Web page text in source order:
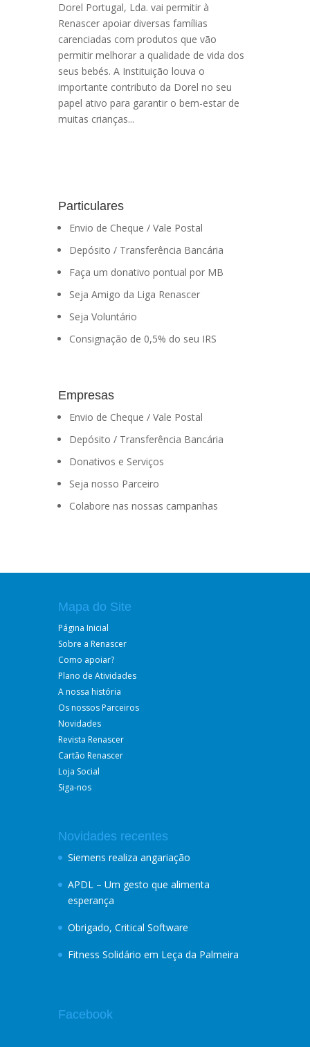
Dorel Portugal, Lda. vai permitir à
Renascer apoiar diversas famílias
carenciadas com produtos que vão
permitir melhorar a qualidade de vida dos
seus bebés. A Instituição louva o
importante contributo da Dorel no seu
papel ativo para garantir o bem-estar de
muitas crianças...
Particulares
Envio de Cheque / Vale Postal
Depósito / Transferência Bancária
Faça um donativo pontual por MB
Seja Amigo da Liga Renascer
Seja Voluntário
Consignação de 0,5% do seu IRS
Empresas
Envio de Cheque / Vale Postal
Depósito / Transferência Bancária
Donativos e Serviços
Seja nosso Parceiro
Colabore nas nossas campanhas
Mapa do Site
Página Inicial
Sobre a Renascer
Como apoiar?
Plano de Atividades
A nossa história
Os nossos Parceiros
Novidades
Revista Renascer
Cartão Renascer
Loja Social
Siga-nos
Novidades recentes
Siemens realiza angariação
APDL – Um gesto que alimenta
esperança
Obrigado, Critical Software
Fitness Solidário em Leça da Palmeira
Facebook